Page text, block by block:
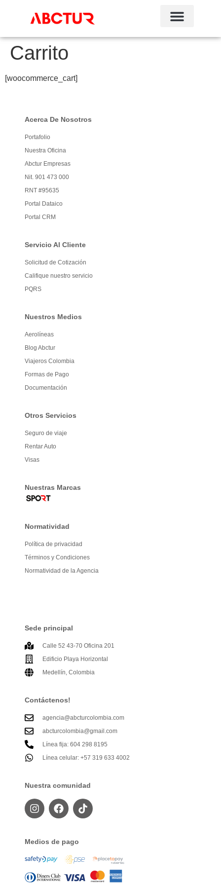
Carrito
[woocommerce_cart]
Acerca De Nosotros
Portafolio
Nuestra Oficina
Abctur Empresas
Nit. 901 473 000
RNT #95635
Portal Dataico
Portal CRM
Servicio Al Cliente
Solicitud de Cotización
Califique nuestro servicio
PQRS
Nuestros Medios
Aerolíneas
Blog Abctur
Viajeros Colombia
Formas de Pago
Documentación
Otros Servicios
Seguro de viaje
Rentar Auto
Visas
Nuestras Marcas
Normatividad
Política de privacidad
Términos y Condiciones
Normatividad de la Agencia
Sede principal
Calle 52 43-70 Oficina 201
Edificio Playa Horizontal
Medellín, Colombia
Contáctenos!
agencia@abcturcolombia.com
abcturcolombia@gmail.com
Línea fija: 604 298 8195
Línea celular: +57 319 633 4002
Nuestra comunidad
Medios de pago